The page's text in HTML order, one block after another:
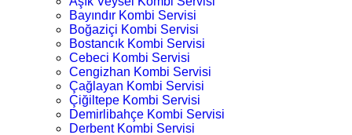
Bayındır Kombi Servisi
Boğaziçi Kombi Servisi
Bostancık Kombi Servisi
Cebeci Kombi Servisi
Cengizhan Kombi Servisi
Çağlayan Kombi Servisi
Çiğiltepe Kombi Servisi
Demirlibahçe Kombi Servisi
Derbent Kombi Servisi